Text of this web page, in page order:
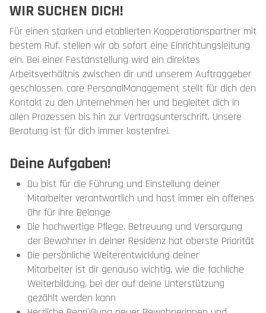
WIR SUCHEN DICH!
Für einen starken und etablierten Kooperationspartner mit
bestem Ruf, stellen wir ab sofort eine Einrichtungsleitung
ein. Bei einer Festanstellung wird ein direktes
Arbeitsverhältnis zwischen dir und unserem Auftraggeber
geschlossen. care PersonalManagement stellt für dich den
Kontakt zu den Unternehmen her und begleitet dich in
allen Prozessen bis hin zur Vertragsunterschrift. Unsere
Beratung ist für dich immer kostenfrei.
Deine Aufgaben!
Du bist für die Führung und Einstellung deiner
Mitarbeiter verantwortlich und hast immer ein offenes
Ohr für ihre Belange
Die hochwertige Pflege, Betreuung und Versorgung
der Bewohner in deiner Residenz hat oberste Priorität
Die persönliche Weiterentwicklung deiner
Mitarbeiter ist dir genauso wichtig, wie die fachliche
Weiterbildung, bei der auf deine Unterstützung
gezählt werden kann